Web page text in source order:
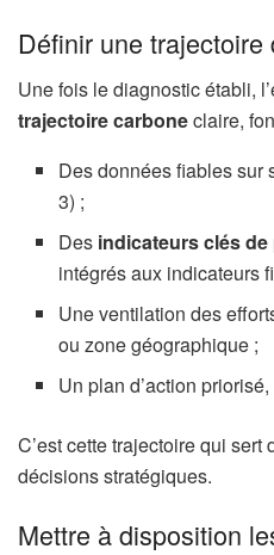
Définir une
Une fois le diagnostic établi,
trajectoire carboneclaire,
Des données fiables sur
3) ;
Des indicateurs clés
intégrés aux indicateurs
Une ventilation des
ou zone géographique ;
Un plan d’action
C’est cette trajectoire qui
décisions stratégiques.
Mettre à disposition